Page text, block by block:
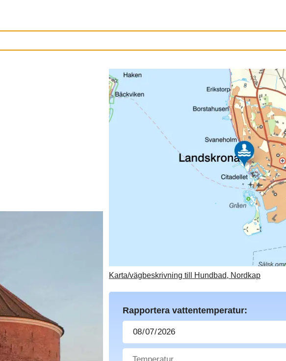
Karta/vägbeskrivning till Hundbad, Nordkap
Rapportera vattentemperatur: